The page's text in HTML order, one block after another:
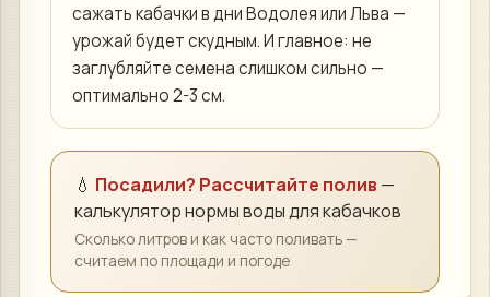
сажать кабачки в дни Водолея или Льва —
урожай будет скудным. И главное: не
заглубляйте семена слишком сильно —
оптимально 2-3 см.
💧 Посадили? Рассчитайте полив —
калькулятор нормы воды длякабачков
Сколько литров и как часто поливать —
считаем по площади и погоде